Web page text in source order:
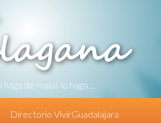
haga de malas lo hago....
Directorio VivirGuadalajara